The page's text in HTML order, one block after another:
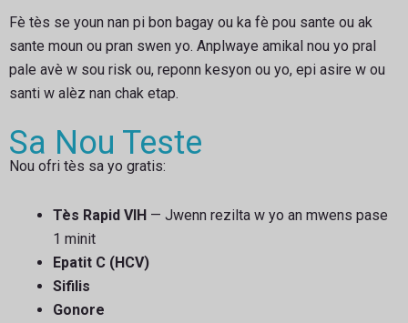
Fè tès se youn nan pi bon bagay ou ka fè pou sante ou ak
sante moun ou pran swen yo. Anplwaye amikal nou yo pral
pale avè w sou risk ou, reponn kesyon ou yo, epi asire w ou
santi w alèz nan chak etap.
Sa Nou Teste
Nou ofri tès sa yo gratis:
Tès Rapid VIH — Jwenn rezilta w yo an mwens pase
1 minit
Epatit C (HCV)
Sifilis
Gonore